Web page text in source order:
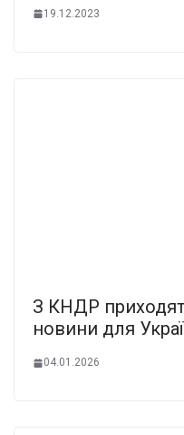
19.12.2023
З КНДР
новини для
04.01.2026